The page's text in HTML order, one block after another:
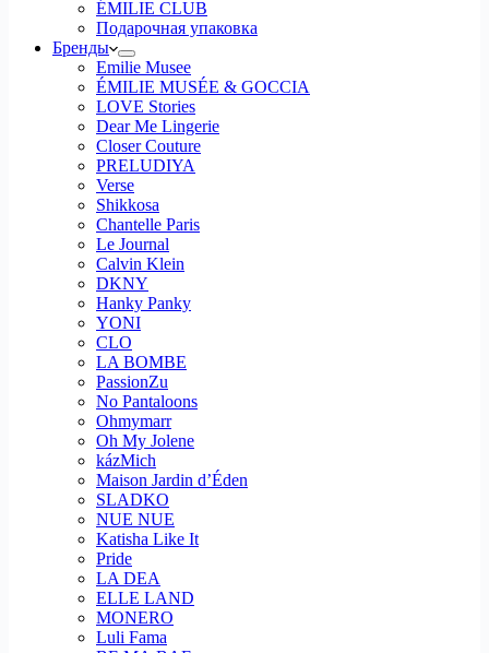
ÉMILIE CLUB
Подарочная упаковка
Бренды
Emilie Musee
ÉMILIE MUSÉE & GOCCIA
LOVE Stories
Dear Me Lingerie
Closer Couture
PRELUDIYA
Verse
Shikkosa
Chantelle Paris
Le Journal
Calvin Klein
DKNY
Hanky Panky
YONI
CLO
LA BOMBE
PassionZu
No Pantaloons
Ohmymarr
Oh My Jolene
kázMich
Maison Jardin d’Éden
SLADKO
NUE NUE
Katisha Like It
Pride
LA DEA
ELLE LAND
MONERO
Luli Fama